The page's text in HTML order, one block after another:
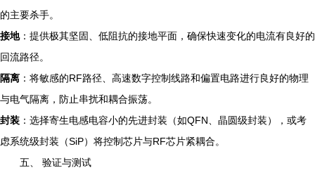
的主要杀手。
接地：提供极其坚固、低阻抗的接地平面，确保快速变化的电流有良好的
回流路径。
隔离 ：将敏感的RF路径、高速数字控制线路和偏置电路进行良好的物理
与电气隔离，防止串扰和耦合振荡。
封装 ：选择寄生电感电容小的先进封装（如QFN、晶圆级封装），或考
虑系统级封装（SiP）将控制芯片与RF芯片紧耦合。
五、 验证与测试